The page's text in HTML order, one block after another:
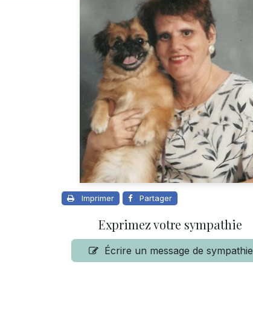
Imprimer Partager
Exprimez votre sympathie
Écrire un message de sympathie